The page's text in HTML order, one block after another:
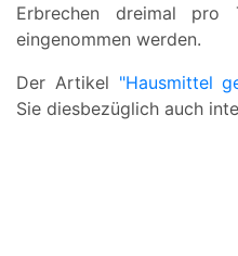
Erbrechen dreimal
eingenommen werden.
Der Artikel "Hausmittel
Sie diesbezüglich auch